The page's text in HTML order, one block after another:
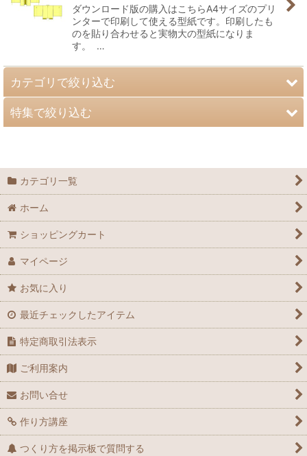
ダウンロード版の購入はこちらA4サイズのプリ
ンターで印刷して使える型紙です。印刷したも
のを貼り合わせると実物大の型紙になりま
す。 …
カテゴリで絞り込む
婦人用型紙
メンズの型紙
ドール服の型紙
子供服の型紙
小物・パーツ お役立ち型紙
コスプレジャンル別キャラリスト
お客様写真館
サービス・フェア情報
特集で絞り込む
無料の型紙一覧
型紙全件表示
カテゴリ一覧
ホーム
ショッピングカート
マイページ
お気に入り
最近チェックしたアイテム
特定商取引法表示
ご利用案内
お問い合せ
作り方講座
つくり方を掲示板で質問する